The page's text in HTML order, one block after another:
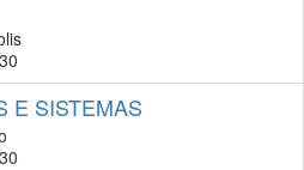
E SISTEMAS